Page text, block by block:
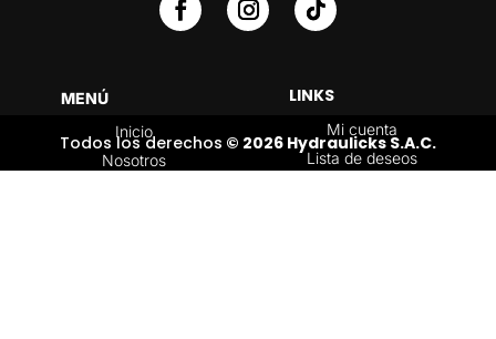
MENÚ
Inicio
Nosotros
LINKS
Mi cuenta
Lista de deseos
Todos los derechos © 2026 Hydraulicks S.A.C.